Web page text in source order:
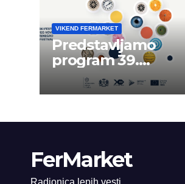
VIKEND FERMARKET
Predstavljamo
program 39.
Filmskog festivala u
Herceg Novom
FerMarket
Radionica lepih vesti